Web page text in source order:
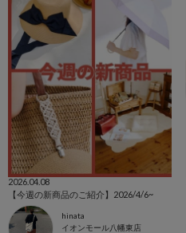
2026.04.08
【今週の新商品のご紹介】2026/4/6~
hinata
イオンモール八幡東店